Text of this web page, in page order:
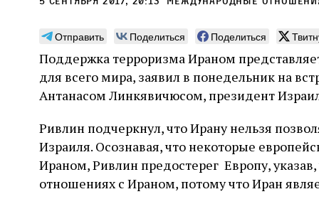
Отправить Поделиться Поделиться
Поддержка терроризма Ираном
для всего мира, заявил в понедельник на
Антанасом Линкявичюсом, президент
Ривлин подчеркнул, что Ирану нельзя
Израиля. Осознавая, что некоторые
Ираном, Ривлин предостерег Европу,
отношениях с Ираном, потому что Иран
Монтажник фирмы «Топф
По мере того как росло количество
концентрационных лагерей и узников
становилось все больше, без кремационных
печей Прюфера было не обойтись. Cжигая
тела прямо в лагере, нацисты не только